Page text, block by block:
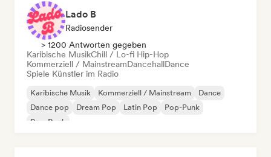
Lado B
Radiosender
> 1200 Antworten gegeben
Karibische MusikChill / Lo-fi Hip-Hop
Kommerziell / MainstreamDancehallDance
Spiele Künstler im Radio
Karibische Musik Kommerziell / Mainstream
Dance
Dance pop
Dream Pop Latin Pop
Pop-Punk
Pop-Rock